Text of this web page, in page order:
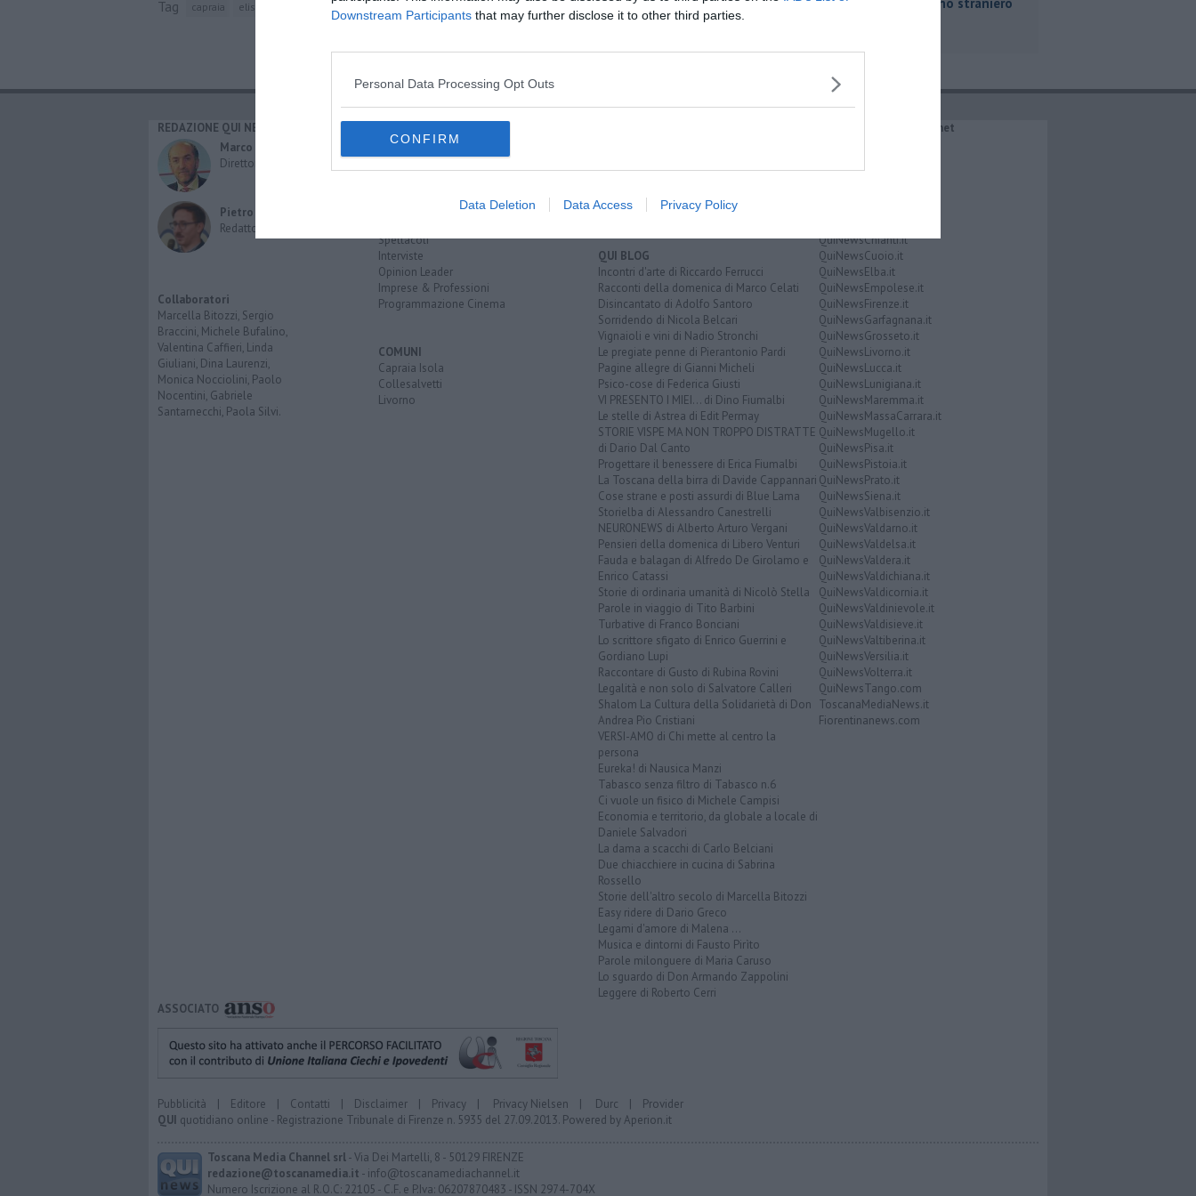
Downstream Participants that may further disclose it to other third parties.
Personal Data Processing Opt Outs
CONFIRM
Data Deletion Data Access Privacy Policy
Tag capraia elisoccorso ospedale cisanello
REDAZIONE QUI NEWS
Marco Migli
Direttore Responsabile
Pietro Mattonai
Redattore
Collaboratori
Marcella Bitozzi, Sergio
Braccini, Michele Bufalino,
Valentina Caffieri, Linda
Giuliani, Dina Laurenzi,
Monica Nocciolini, Paolo
Nocentini, Gabriele
Santarnecchi, Paola Silvi.
Cronaca
Politica
Attualità
Spettacoli
Interviste
Opinion Leader
Imprese & Professioni
Programmazione Cinema
COMUNI
Capraia Isola
Collesalvetti
Livorno
Più Letti del mese
Persone
QUI BLOG
Incontri d'arte di Riccardo Ferrucci
Racconti della domenica di Marco Celati
Disincantato di Adolfo Santoro
Sorridendo di Nicola Belcari
Vignaioli e vini di Nadio Stronchi
Le pregiate penne di Pierantonio Pardi
Pagine allegre di Gianni Micheli
Psico-cose di Federica Giusti
VI PRESENTO I MIEI... di Dino Fiumalbi
Le stelle di Astrea di Edit Permay
STORIE VISPE MA NON TROPPO DISTRATTE
di Dario Dal Canto
Progettare il benessere di Erica Fiumalbi
La Toscana della birra di Davide Cappannari
Cose strane e posti assurdi di Blue Lama
Storielba di Alessandro Canestrelli
NEURONEWS di Alberto Arturo Vergani
Pensieri della domenica di Libero Venturi
Fauda e balagan di Alfredo De Girolamo e
Enrico Catassi
Storie di ordinaria umanità di Nicolò Stella
Parole in viaggio di Tito Barbini
Turbative di Franco Bonciani
Lo scrittore sfigato di Enrico Guerrini e
Gordiano Lupi
Raccontare di Gusto di Rubina Rovini
Legalità e non solo di Salvatore Calleri
Shalom La Cultura della Solidarietà di Don
Andrea Pio Cristiani
VERSI-AMO di Chi mette al centro la
persona
Eureka! di Nausica Manzi
Tabasco senza filtro di Tabasco n.6
Ci vuole un fisico di Michele Campisi
Economia e territorio, da globale a locale di
Daniele Salvadori
La dama a scacchi di Carlo Belciani
Due chiacchiere in cucina di Sabrina
Rossello
Storie dell'altro secolo di Marcella Bitozzi
Easy ridere di Dario Greco
Legami d'amore di Malena ...
Musica e dintorni di Fausto Pirìto
Parole milonguere di Maria Caruso
Lo sguardo di Don Armando Zappolini
Leggere di Roberto Cerri
IL NETWORK QuiNews.net
QuiNewsAnimali.it
QuiNewsChianti.it
QuiNewsCuoio.it
QuiNewsElba.it
QuiNewsEmpolese.it
QuiNewsFirenze.it
QuiNewsGarfagnana.it
QuiNewsGrosseto.it
QuiNewsLivorno.it
QuiNewsLucca.it
QuiNewsLunigiana.it
QuiNewsMaremma.it
QuiNewsMassaCarrara.it
QuiNewsMugello.it
QuiNewsPisa.it
QuiNewsPistoia.it
QuiNewsPrato.it
QuiNewsSiena.it
QuiNewsValbisenzio.it
QuiNewsValdarno.it
QuiNewsValdelsa.it
QuiNewsValdera.it
QuiNewsValdichiana.it
QuiNewsValdicornia.it
QuiNewsValdinievole.it
QuiNewsValdisieve.it
QuiNewsValtiberina.it
QuiNewsVersilia.it
QuiNewsVolterra.it
QuiNewsTango.com
ToscanaMediaNews.it
Fiorentinanews.com
ASSOCIATO
Pubblicità | Editore | Contatti | Disclaimer | Privacy | Privacy Nielsen | Durc | Provider
QUI quotidiano online - Registrazione Tribunale di Firenze n. 5935 del 27.09.2013. Powered byAperion.it
Toscana Media Channel srl- Via Dei Martelli, 8 - 50129 FIRENZE
redazione@toscanamedia.it - info@toscanamediachannel.it
Numero Iscrizione al R.O.C: 22105 - C.F. e P.Iva: 06207870483 - ISSN 2974-704X